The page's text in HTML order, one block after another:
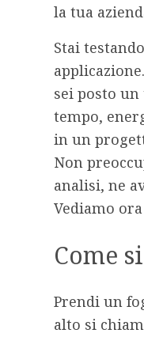
la tua
Stai
sei posto
tempo,
in un
Non
analisi, ne
Vediamo
Come
Prendi un
alto si